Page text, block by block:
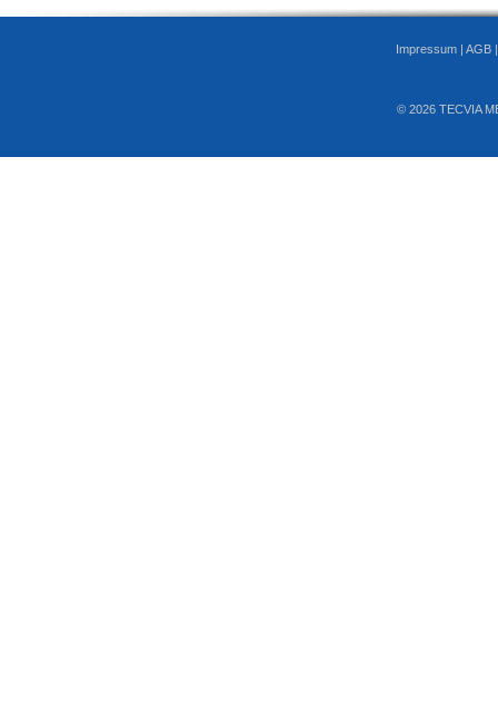
Impressum | AGB
© 2026 TECVIA